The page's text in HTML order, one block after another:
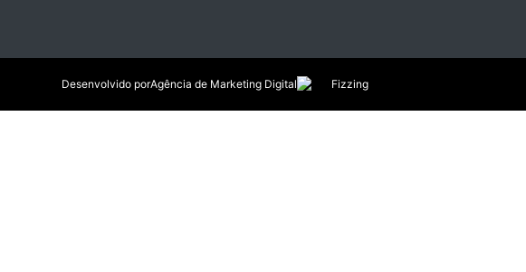
Desenvolvido porAgência de Marketing Digital